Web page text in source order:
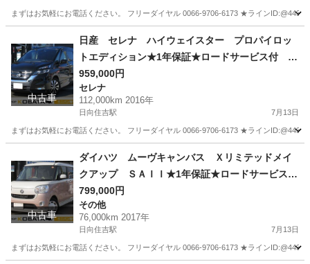
まずはお気軽にお電話ください。 フリーダイヤル 0066-9706-6173 ★ライン
日向住吉駅 その他 本革
中古車
日産 セレナ ハイウェイスター プロパイロッ
トエディション★1年保証★ロードサービス付 社
外ＳＤナビ 地デジ バックカメラ Ｂｌｕｅｔ
ｏｏｔｈ 後席モニター 両側パワースライド
（左側ハンズフリー） アダプティブクルコン
959,000円
セレナ
112,000km 2016年
日向住吉駅 7月13日
まずはお気軽にお電話ください。 フリーダイヤル 0066-9706-6173 ★ライン
日向住吉駅 セレナ プロパイロット
中古車
ダイハツ ムーヴキャンバス Ｘリミテッドメイ
クアップ ＳＡＩＩ★1年保証★ロードサービス
付 純正ＳＤナビ 地デジ バックカメラ Ｂｌ
ｕｅｔｏｏｔｈ ＨＤＭＩ接続可 両側パワース
ライド ナビ連動ドライブレコーダー スマート
799,000円
その他
76,000km 2017年
日向住吉駅 7月13日
まずはお気軽にお電話ください。 フリーダイヤル 0066-9706-6173 ★ライン